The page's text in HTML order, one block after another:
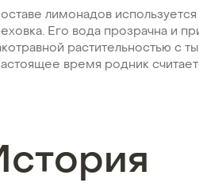
лимонадов
Его вода прозрачна и
растительностью с
время родник